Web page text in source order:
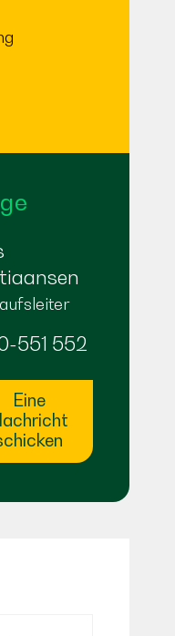
551 552
Eine